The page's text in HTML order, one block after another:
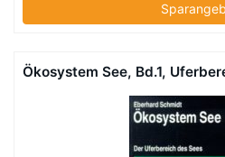
Ökosystem See, Bd.1,